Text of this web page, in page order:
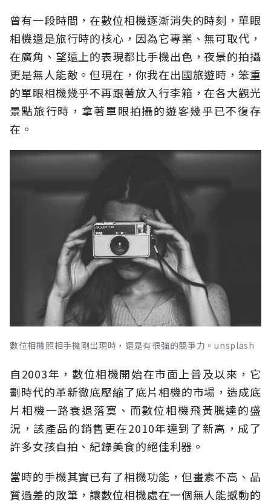
曾有一段時間，在數位相機逐漸消失的時刻，單眼
相機還是旅行時的核心，因為它專業、無可取代，
在廣角、望遠上的表現都比手機出色，夜景的拍攝
更是無人能敵。但現在，你我在出國旅遊時，笨重
的單眼相機幾乎不再跟著放入行李箱，在各大觀光
景點旅行時，拿著單眼拍攝的遊客幾乎已不復存
在。
數位相機照相手機剛出現時，還是有很強的競爭力。unsplash
自2003年，數位相機開始在市面上普及以來，它
劃時代的革新徹底壓縮了底片相機的市場，造成底
片相機一路衰退落寞、而數位相機飛黃騰達的盛
況，該產品的銷售更在2010年達到了新高，成了
許多女孩自拍、紀錄美食的絕佳利器。
當時的手機其實已有了相機功能，但畫素不高、品
質過差的敗筆，讓數位相機處在一個無人能撼動的